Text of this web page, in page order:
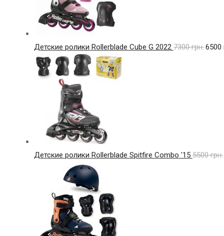
Детские ролики Rollerblade Cube G 2022 7300грн.6500
Детские ролики Rollerblade Spitfire Combo '15 5500грн.